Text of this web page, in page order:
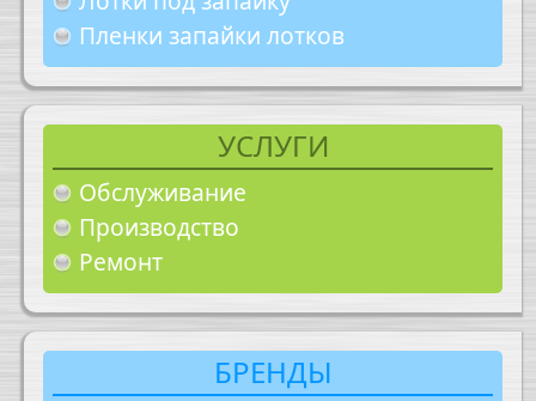
Пленки запайки лотков
УСЛУГИ
Обслуживание
Производство
Ремонт
БРЕНДЫ